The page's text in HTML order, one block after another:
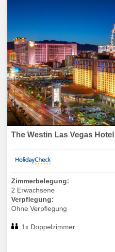
The Westin Las Vegas
Zimmerbelegung:
2 Erwachsene
Verpflegung:
Ohne Verpflegung
1x Doppelzimmer